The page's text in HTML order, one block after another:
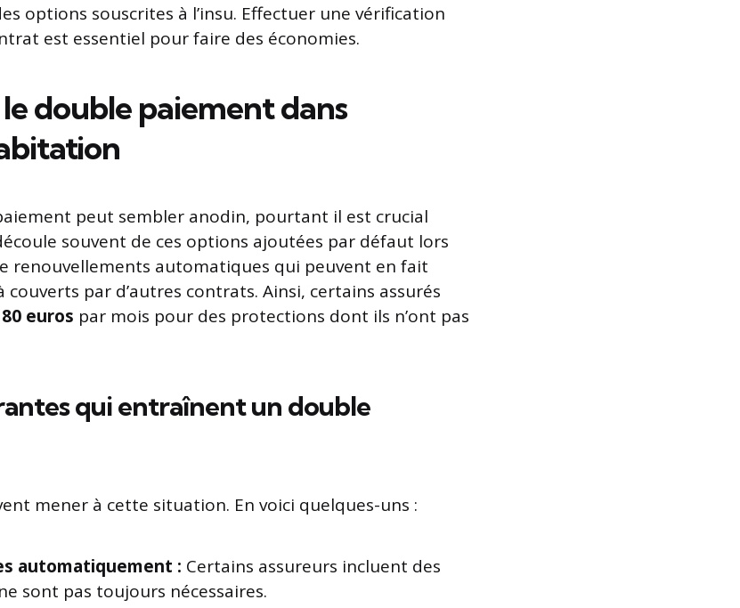
options souscrites à l’insu. Effectuer une vérification
est essentiel pour faire des économies.
double paiement dans
peut sembler anodin, pourtant il est crucial
souvent de ces options ajoutées par défaut lors
renouvellements automatiques qui peuvent en fait
couverts par d’autres contrats. Ainsi, certains assurés
euros par mois pour des protections dont ils n’ont pas
qui entraînent un double
mener à cette situation. En voici quelques-uns :
automatiquement : Certains assureurs incluent des
sont pas toujours nécessaires.